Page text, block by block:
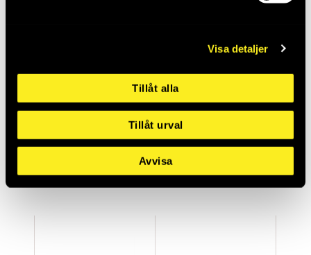
Visa detaljer
Tillåt alla
Tillåt urval
Avvisa
KNAPPCELLSBATTERI
THO964817
BATTERI LITHIUM
AAA 4P LADDBART
THO964847